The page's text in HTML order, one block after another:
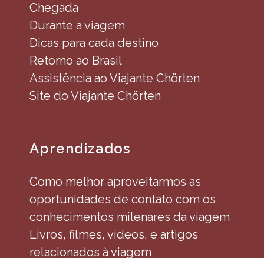
Chegada
Durante a viagem
Dicas para cada destino
Retorno ao Brasil
Assistência ao Viajante Chörten
Site do Viajante Chörten
Aprendizados
Como melhor aproveitarmos as
oportunidades de contato com os
conhecimentos milenares da viagem
Livros, filmes, vídeos, e artigos
relacionados à viagem